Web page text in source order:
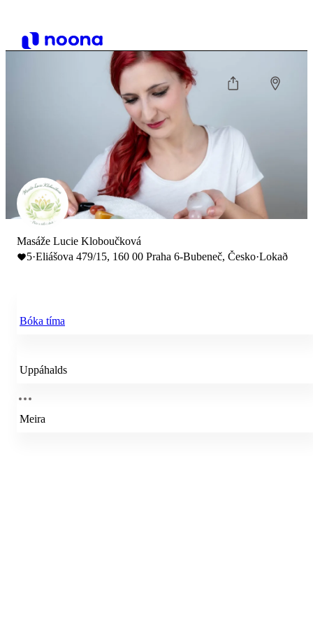
Masáže Lucie Kloboučková
5·Eliášova 479/15, 160 00 Praha 6-Bubeneč, Česko·Lokað
Bóka tíma
Uppáhalds
Meira